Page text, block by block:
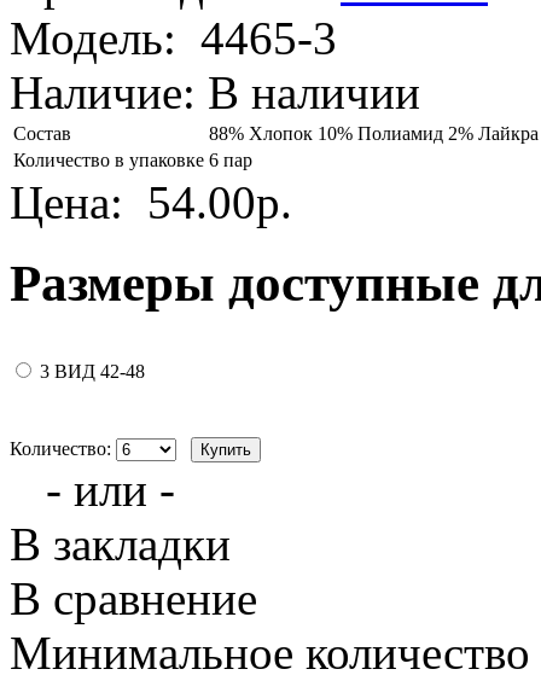
Модель: 4465-3
Наличие: В наличии
Состав
88% Хлопок 10% Полиамид 2% Лайкра
Количество в упаковке 6 пар
Цена: 54.00р.
Размеры доступные
3 ВИД 42-48
Количество:
- или -
В закладки
В сравнение
Минимальное количество